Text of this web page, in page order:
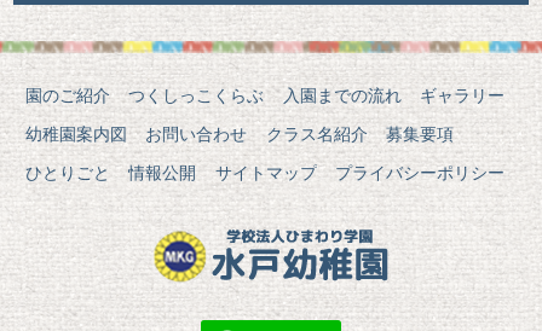
園のご紹介 つくしっこくらぶ 入園までの流れ
ギャラリー
幼稚園案内図
お問い合わせ クラス名紹介
募集要項
ひとりごと
情報公開 サイトマップ プライバシーポリシー